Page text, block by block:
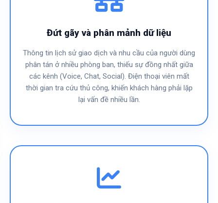
Đứt gãy và phân mảnh dữ liệu
Thông tin lịch sử giao dịch và nhu cầu của người dùng
phân tán ở nhiều phòng ban, thiếu sự đồng nhất giữa
các kênh (Voice, Chat, Social). Điện thoại viên mất
thời gian tra cứu thủ công, khiến khách hàng phải lặp
lại vấn đề nhiều lần.